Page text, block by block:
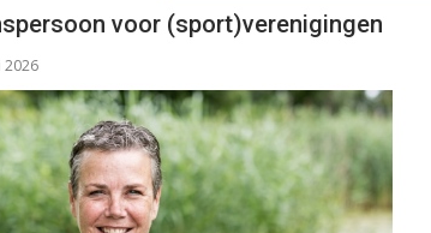
voor (sport)verenigingen
2026